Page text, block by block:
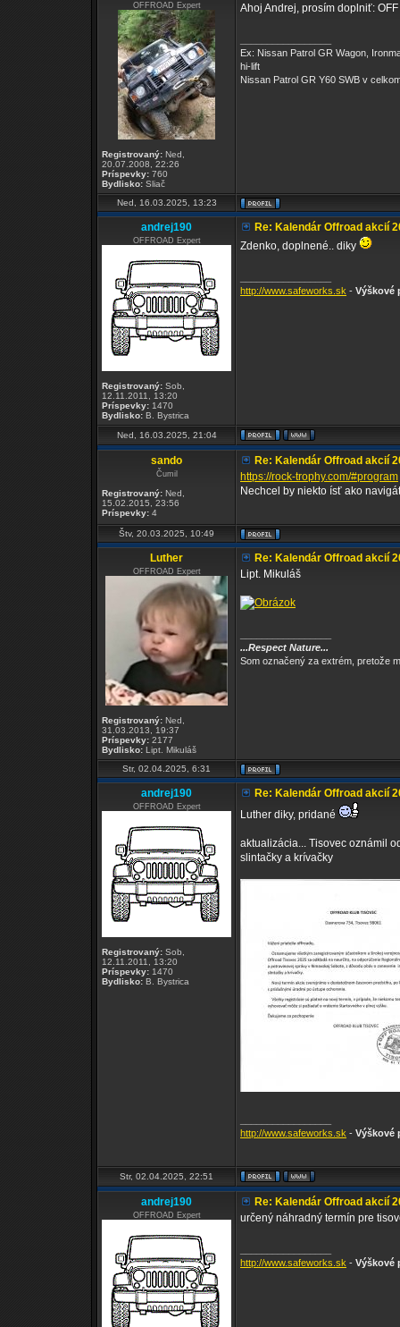
OFFROAD Expert
Registrovaný: Ned,
20.07.2008, 22:26
Príspevky: 760
Bydlisko: Sliač
Ahoj Andrej, prosím doplniť:
Ex: Nissan Patrol GR Wagon,
hi-lift
Nissan Patrol GR Y60 SWB v
Ned, 16.03.2025, 13:23
andrej190
OFFROAD Expert
Registrovaný: Sob,
12.11.2011, 13:20
Príspevky: 1470
Bydlisko: B. Bystrica
Re: Kalendár Offroad akcií
Zdenko, doplnené.. diky
http://www.safeworks.sk - Výškové
Ned, 16.03.2025, 21:04
sando
Čumil
Registrovaný: Ned,
15.02.2015, 23:56
Príspevky: 4
Re: Kalendár Offroad akcií
https://rock-trophy.com/#program
Nechcel by niekto ísť ako
Štv, 20.03.2025, 10:49
Luther
OFFROAD Expert
Registrovaný: Ned,
31.03.2013, 19:37
Príspevky: 2177
Bydlisko: Lipt. Mikuláš
Re: Kalendár Offroad akcií
Lipt. Mikuláš
...Respect Nature...
Som označený za extrém, pretože
Str, 02.04.2025, 6:31
andrej190
OFFROAD Expert
Registrovaný: Sob,
12.11.2011, 13:20
Príspevky: 1470
Bydlisko: B. Bystrica
Re: Kalendár Offroad akcií
Luther diky, pridané
aktualizácia... Tisovec oznámil
slintačky a krívačky
http://www.safeworks.sk - Výškové
Str, 02.04.2025, 22:51
andrej190
OFFROAD Expert
Re: Kalendár Offroad akcií
určený náhradný termín pre
http://www.safeworks.sk - Výškové